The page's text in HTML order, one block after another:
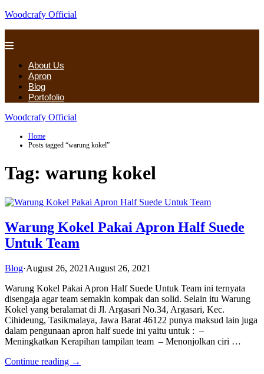
Woodcrafy Official
About Us
Apron
Blog
Portofolio
Woodcrafy Official
Home
Posts tagged “warung kokel”
Tag: warung kokel
Warung Kokel Pakai Apron Half Suede
Untuk Team
Blog·August 26, 2021 August 26, 2021
Warung Kokel Pakai Apron Half Suede Untuk Team ini ternyata
disengaja agar team semakin kompak dan solid. Selain itu Warung
Kokel yang beralamat di Jl. Argasari No.34, Argasari, Kec.
Cihideung, Tasikmalaya, Jawa Barat 46122 punya maksud lain juga
dalam pengunaan apron half suede ini yaitu untuk : –
Meningkatkan Kerapihan tampilan team – Menonjolkan ciri …
Continue reading →